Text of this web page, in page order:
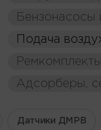
Бензонасосы
Подача
Ремкомплекты
Адсорберы,
Датчики ДМРВ